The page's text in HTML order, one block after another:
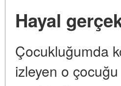
Hayal
Çocukluğumda
izleyen o çocuğu